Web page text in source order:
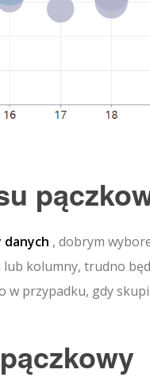
danych , dobrym
kolumny, trudno
przypadku, gdy